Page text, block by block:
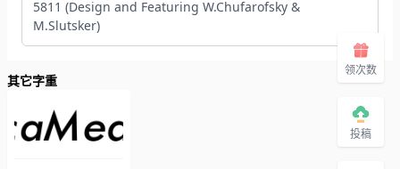
5811 (Design and Featuring W.Chufarofsky &
M.Slutsker)
其它字重
领次数
投稿